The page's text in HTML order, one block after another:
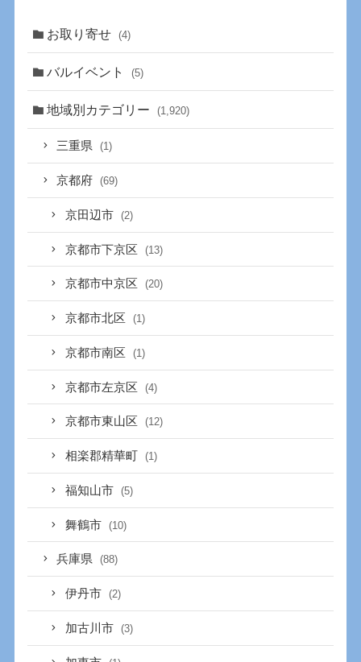
お取り寄せ (4)
バルイベント (5)
地域別カテゴリー (1,920)
三重県 (1)
京都府 (69)
京田辺市 (2)
京都市下京区 (13)
京都市中京区 (20)
京都市北区 (1)
京都市南区 (1)
京都市左京区 (4)
京都市東山区 (12)
相楽郡精華町 (1)
福知山市 (5)
舞鶴市 (10)
兵庫県 (88)
伊丹市 (2)
加古川市 (3)